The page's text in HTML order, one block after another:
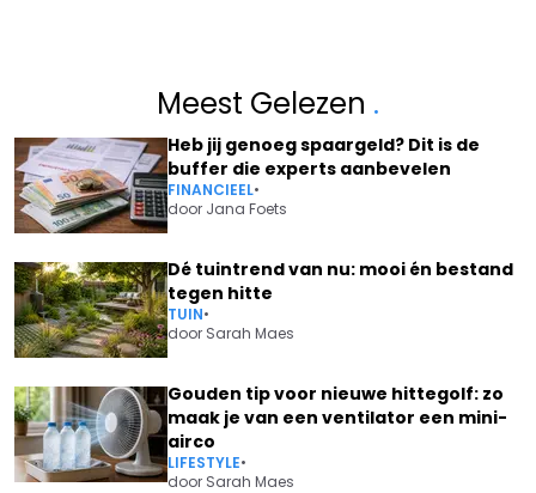
Meest Gelezen .
Heb jij genoeg spaargeld? Dit is de
buffer die experts aanbevelen
FINANCIEEL•
door Jana Foets
Dé tuintrend van nu: mooi én bestand
tegen hitte
TUIN•
door Sarah Maes
Gouden tip voor nieuwe hittegolf: zo
maak je van een ventilator een mini-
airco
LIFESTYLE•
door Sarah Maes